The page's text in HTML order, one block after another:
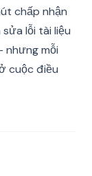
chấp nhận
lỗi tài liệu
nhưng mỗi
cuộc điều